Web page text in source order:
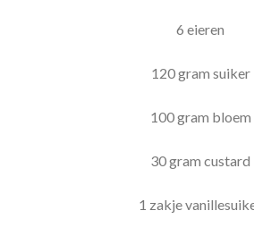
6 eieren
120 gram suiker
100 gram bloem
30 gram custard
1 zakje